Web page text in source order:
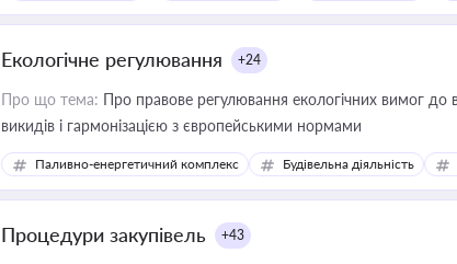
Екологічне регулювання +24
Про що тема: Про правове регулювання екологічних вимог
викидів і гармонізацією з європейськими нормами
Паливно-енергетичний комплекс Будівельна діяльність
Процедури закупівель +43